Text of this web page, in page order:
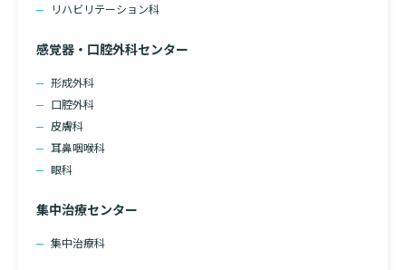
リハビリテーション科
感覚器・口腔外科センター
形成外科
口腔外科
皮膚科
耳鼻咽喉科
眼科
集中治療センター
集中治療科